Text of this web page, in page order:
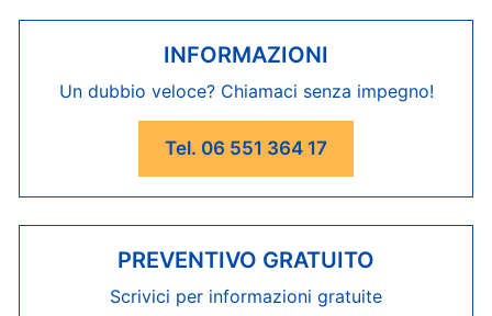
INFORMAZIONI
Un dubbio veloce? Chiamaci senza impegno!
Tel. 06 551 364 17
PREVENTIVO GRATUITO
Scrivici per informazioni gratuite